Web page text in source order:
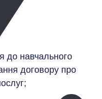
до навчального
договору про